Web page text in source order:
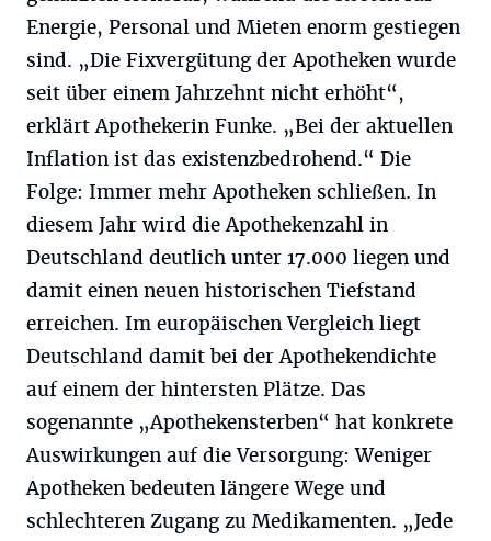
Energie, Personal und Mieten enorm gestiegen
sind. „Die Fixvergütung der Apotheken wurde
seit über einem Jahrzehnt nicht erhöht“,
erklärt Apothekerin Funke. „Bei der aktuellen
Inflation ist das existenzbedrohend.“ Die
Folge: Immer mehr Apotheken schließen. In
diesem Jahr wird die Apothekenzahl in
Deutschland deutlich unter 17.000 liegen und
damit einen neuen historischen Tiefstand
erreichen. Im europäischen Vergleich liegt
Deutschland damit bei der Apothekendichte
auf einem der hintersten Plätze. Das
sogenannte „Apothekensterben“ hat konkrete
Auswirkungen auf die Versorgung: Weniger
Apotheken bedeuten längere Wege und
schlechteren Zugang zu Medikamenten. „Jede